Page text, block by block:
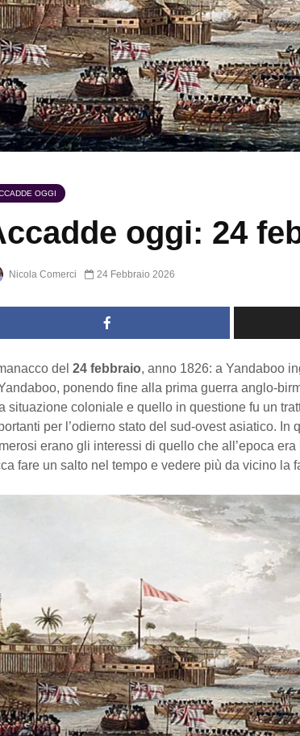
OGGI
oggi: 24
Nicola Comerci 24 Febbraio 2026
del 24 febbraio, anno 1826: a Yandaboo
ponendo fine alla prima guerra anglo-
situazione coloniale e quello in questione fu un
per l’odierno stato del sud-ovest asiatico. In
erano gli interessi di quello che all’epoca
fare un salto nel tempo e vedere più da vicino la